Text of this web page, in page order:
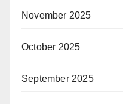
November 2025
October 2025
September 2025